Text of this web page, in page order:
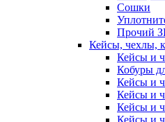
Сошки
Прочий
Кейсы, чехлы,
Кейсы и
Кобуры
Кейсы и
Кейсы и
Кейсы и
Кейсы и